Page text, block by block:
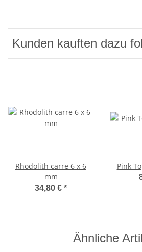
Kunden kauften dazu
Rhodolith carre 6 x 6
mm
34,80 € *
Pink
Ähnliche